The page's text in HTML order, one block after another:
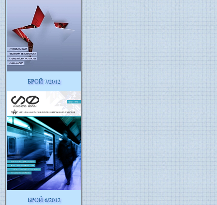
БРОЙ 7/2012
БРОЙ 6/2012